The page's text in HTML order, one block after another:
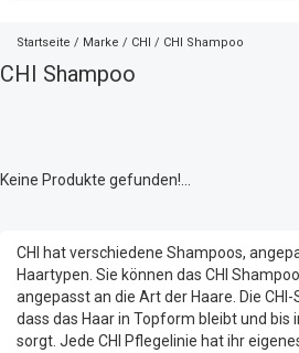
Startseite / Marke / CHI / CHI Shampoo
CHI Shampoo
Keine Produkte gefunden!...
CHI hat verschiedene Shampoos,
Haartypen. Sie können das CHI
angepasst an die Art der Haare. Die
dass das Haar in Topform bleibt und bis
sorgt. Jede CHI Pflegelinie hat ihr